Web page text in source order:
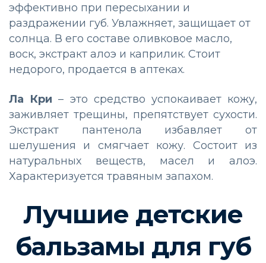
эффективно при пересыхании и
раздражении губ. Увлажняет, защищает от
солнца. В его составе оливковое масло,
воск, экстракт алоэ и каприлик. Стоит
недорого, продается в аптеках.
Ла Кри– это средство успокаивает кожу,
заживляет трещины, препятствует сухости.
Экстракт пантенола избавляет от
шелушения и смягчает кожу. Состоит из
натуральных веществ, масел и алоэ.
Характеризуется травяным запахом.
Лучшие детские
бальзамы для губ